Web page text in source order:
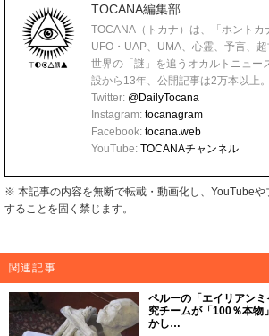
TOCANA編集部
TOCANA（トカナ）は、「ホントカ
UFO・UAP、UMA、心霊、予言、
世界の「謎」を追うオカルトニュー
設から13年、公開記事は2万本以上。
Twitter: @DailyTocana
Instagram: tocanagram
Facebook: tocana.web
YouTube: TOCANAチャンネル
※ 本記事の内容を無断で転載・動画化し、YouTubeや
することを固く禁じます。
関連記事
ペルーの「エイリアン
究チームが「100％本物
かし…